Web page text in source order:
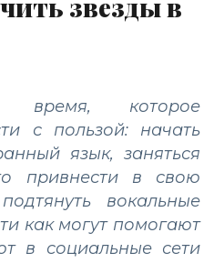
звезды в
время, которое
с пользой: начать
язык, заняться
привнести в свою
вокальные
как могут помогают
в социальные сети